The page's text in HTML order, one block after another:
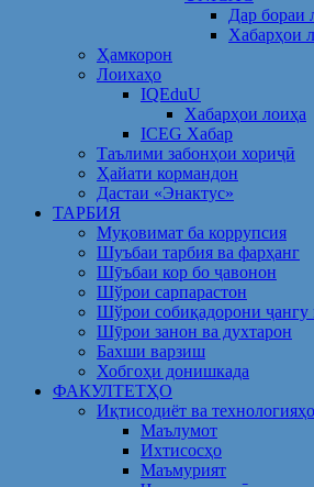
Дар бораи
Хабарҳои
Ҳамкорон
Лоихаҳо
IQEduU
Хабарҳои лоиҳа
ICEG Хабар
Таълими забонҳои хориҷӣ
Ҳайати кормандон
Дастаи «Энактус»
ТАРБИЯ
Муқовимат ба коррупсия
Шуъбаи тарбия ва фарҳанг
Шӯъбаи кор бо ҷавонон
Шўрои сарпарастон
Шўрои собиқадорони ҷангу
Шӯрои занон ва духтарон
Бахши варзиш
Хобгоҳи донишкада
ФАКУЛТЕТҲО
Иқтисодиёт ва
Маълумот
Ихтисосҳо
Маъмурият